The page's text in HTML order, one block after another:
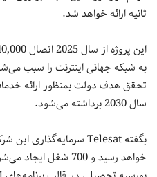
ثانیه ارائه خواهد شد.
به شبکه جهانی اینترنت را سبب
تحقق هدف دولت بمنظور ارائه خدمات
سال 2030 برداشته می‌شود.